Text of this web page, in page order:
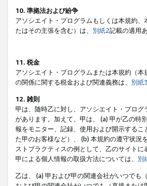
10. 準拠法および紛争
アソシエイト・プログラムもしくは本規約
たはその主張を含む）は、 別紙2記載の適用
11. 税金
アソシエイト・プログラムまたは本規約（
の関係に関する税金および関連義務は、 別紙3
12. 雑則
甲は、随時乙に対し、アソシエイト・プロ
があります。加えて、甲は、 (a) 甲が乙の特
報をモニター、記録、使用および開示する
た甲のお客様など）、 (b) 本規約の遵守状況
ストプラクティスの例として、乙のサイト
甲による個人情報の取扱方法については、 別
乙は、 (a) 甲および甲の関連会社がいつでも